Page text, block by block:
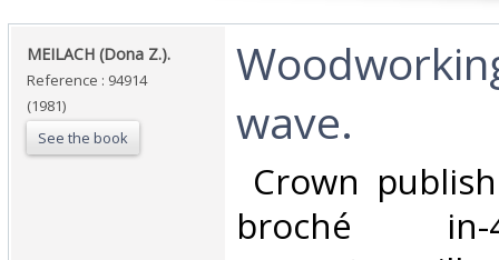
‎MEILACH (Dona Z.).‎
Reference : 94914
(1981)
See the book
wave.‎
Crown
broché